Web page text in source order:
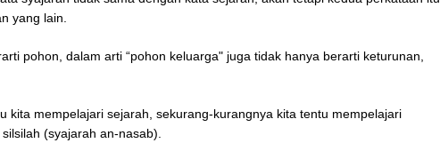
yang lain.
pohon, dalam arti “pohon keluarga" juga tidak hanya berarti keturunan,
kita mempelajari sejarah, sekurang-kurangnya kita tentu mempelajari
(syajarah an-nasab).